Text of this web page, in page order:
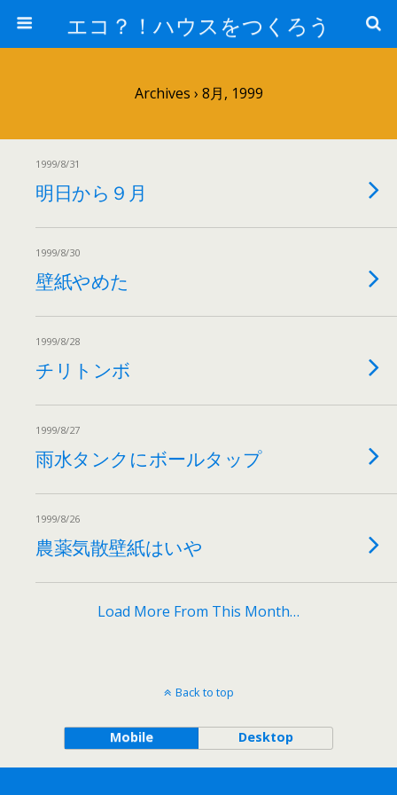
エコ？！ハウスをつくろう
Archives › 8月, 1999
1999/8/31
明日から９月
1999/8/30
壁紙やめた
1999/8/28
チリトンボ
1999/8/27
雨水タンクにボールタップ
1999/8/26
農薬気散壁紙はいや
Load More From This Month…
Back to top
Mobile Desktop